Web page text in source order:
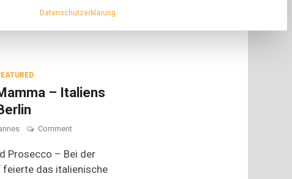
deutsch-
– Italiens
Commenton
Dispensa
Mamma
Prosecco – Bei der
feierte das italienische
Datenschutzerklärung